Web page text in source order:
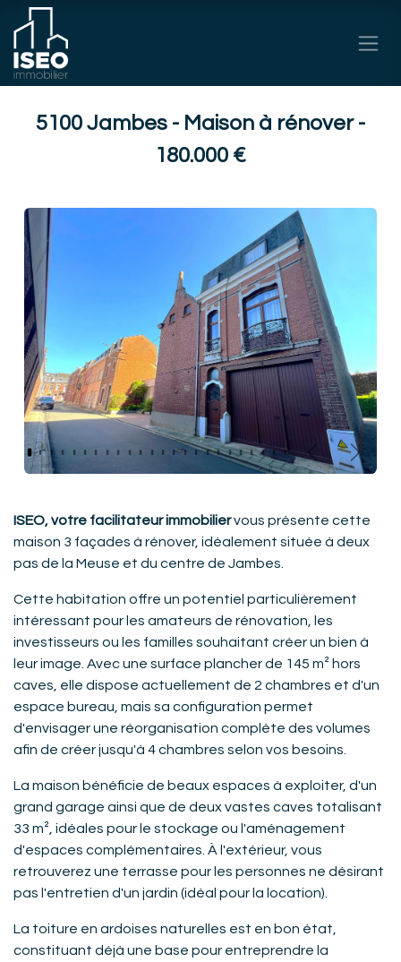
Se rendre au contenu
5100 Jambes - Maison à rénover -
180.000 €
Précédent
ISEO, votre facilitateur immobiliervous présente cette
maison 3 façades à rénover, idéalement située à deux
pas de la Meuse et du centre de Jambes.
Cette habitation offre un potentiel particulièrement
intéressant pour les amateurs de rénovation, les
investisseurs ou les familles souhaitant créer un bien à
leur image. Avec une surface plancher de 145 m² hors
caves, elle dispose actuellement de 2 chambres et d'un
espace bureau, mais sa configuration permet
d'envisager une réorganisation complète des volumes
afin de créer jusqu'à 4 chambres selon vos besoins.
La maison bénéficie de beaux espaces à exploiter, d'un
grand garage ainsi que de deux vastes caves totalisant
33 m², idéales pour le stockage ou l'aménagement
d'espaces complémentaires. À l'extérieur, vous
retrouverez une terrasse pour les personnes ne désirant
pas l'entretien d'un jardin (idéal pour la location).
La toiture en ardoises naturelles est en bon état,
constituant déjà une base pour entreprendre la